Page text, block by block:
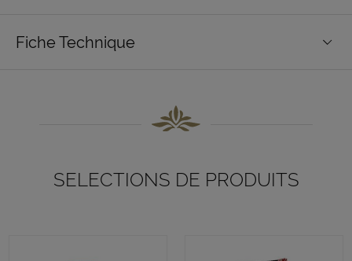
Fiche Technique
SELECTIONS DE PRODUITS